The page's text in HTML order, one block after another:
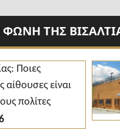
ΤΗΣ
είναι